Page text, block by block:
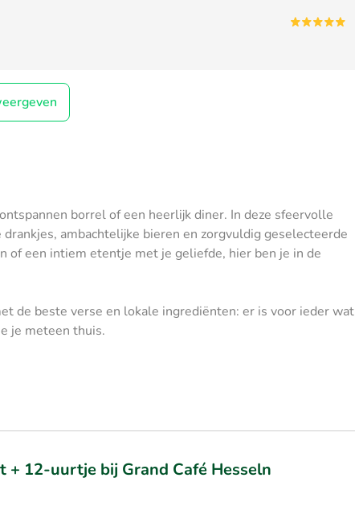
borrel of een heerlijk diner. In deze sfeervolle
ambachtelijke bieren en zorgvuldig geselecteerde
of een intiem etentje met je geliefde, hier ben je in de
de beste verse en lokale ingrediënten: er is voor ieder wat
je meteen thuis.
+ 12-uurtje bij Grand Café Hesseln